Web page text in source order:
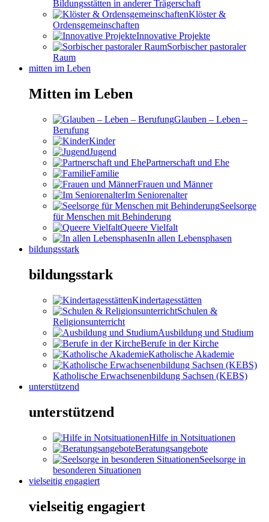
Bildungsstätten in anderer Trägerschaft
Klöster &
Ordensgemeinschaften
Innovative Projekte
Sorbischer pastoraler
Raum
mitten im Leben
Mitten im Leben
Glauben – Leben –
Berufung
Kinder
Jugend
Partnerschaft und Ehe
Familie
Frauen und Männer
Im Seniorenalter
Seelsorge
für Menschen mit Behinderung
Queere Vielfalt
In allen Lebensphasen
bildungsstark
bildungsstark
Kindertagesstätten
Schulen &
Religionsunterricht
Ausbildung und Studium
Berufe in der Kirche
Katholische Akademie
Katholische Erwachsenenbildung Sachsen (KEBS)
unterstützend
unterstützend
Hilfe in Notsituationen
Beratungsangebote
Seelsorge in
besonderen Situationen
vielseitig engagiert
vielseitig engagiert